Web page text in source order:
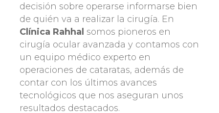
decisión sobre operarse informarse bien
de quién va a realizar la cirugía. En
Clínica Rahhal somos pioneros en
cirugía ocular avanzada y contamos con
un equipo médico experto en
operaciones de cataratas, además de
contar con los últimos avances
tecnológicos que nos aseguran unos
resultados destacados.